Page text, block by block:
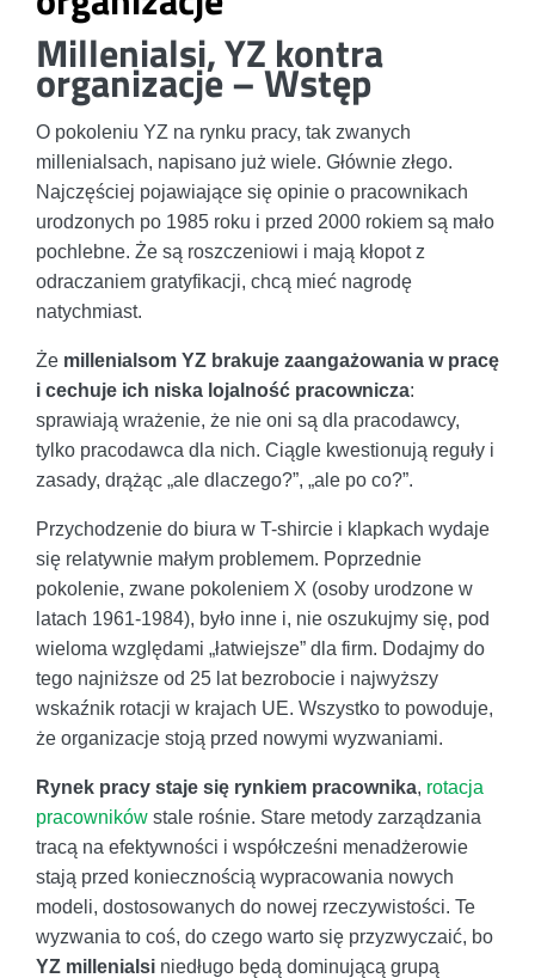
Millenialsi, YZ kontra
organizacje – Wstęp
O pokoleniu YZ na rynku pracy, tak zwanych
millenialsach, napisano już wiele. Głównie złego.
Najczęściej pojawiające się opinie o pracownikach
urodzonych po 1985 roku i przed 2000 rokiem są mało
pochlebne. Że są roszczeniowi i mają kłopot z
odraczaniem gratyfikacji, chcą mieć nagrodę
natychmiast.
Że millenialsom YZ brakuje zaangażowania w pracę
i cechuje ich niska lojalność pracownicza:
sprawiają wrażenie, że nie oni są dla pracodawcy,
tylko pracodawca dla nich. Ciągle kwestionują reguły i
zasady, drążąc „ale dlaczego?”, „ale po co?”.
Przychodzenie do biura w T-shircie i klapkach wydaje
się relatywnie małym problemem. Poprzednie
pokolenie, zwane pokoleniem X (osoby urodzone w
latach 1961-1984), było inne i, nie oszukujmy się, pod
wieloma względami „łatwiejsze” dla firm. Dodajmy do
tego najniższe od 25 lat bezrobocie i najwyższy
wskaźnik rotacji w krajach UE. Wszystko to powoduje,
że organizacje stoją przed nowymi wyzwaniami.
Rynek pracy staje się rynkiem pracownika, rotacja
pracowników stale rośnie. Stare metody zarządzania
tracą na efektywności i współcześni menadżerowie
stają przed koniecznością wypracowania nowych
modeli, dostosowanych do nowej rzeczywistości. Te
wyzwania to coś, do czego warto się przyzwyczaić, bo
YZ millenialsi niedługo będą dominującą grupą